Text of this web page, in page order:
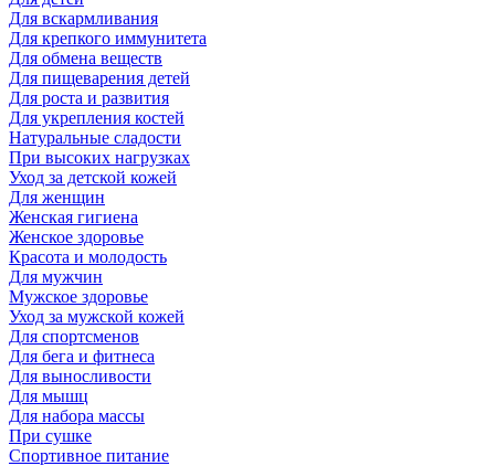
Для вскармливания
Для крепкого иммунитета
Для обмена веществ
Для пищеварения детей
Для роста и развития
Для укрепления костей
Натуральные сладости
При высоких нагрузках
Уход за детской кожей
Для женщин
Женская гигиена
Женское здоровье
Красота и молодость
Для мужчин
Мужское здоровье
Уход за мужской кожей
Для спортсменов
Для бега и фитнеса
Для выносливости
Для мышц
Для набора массы
При сушке
Спортивное питание